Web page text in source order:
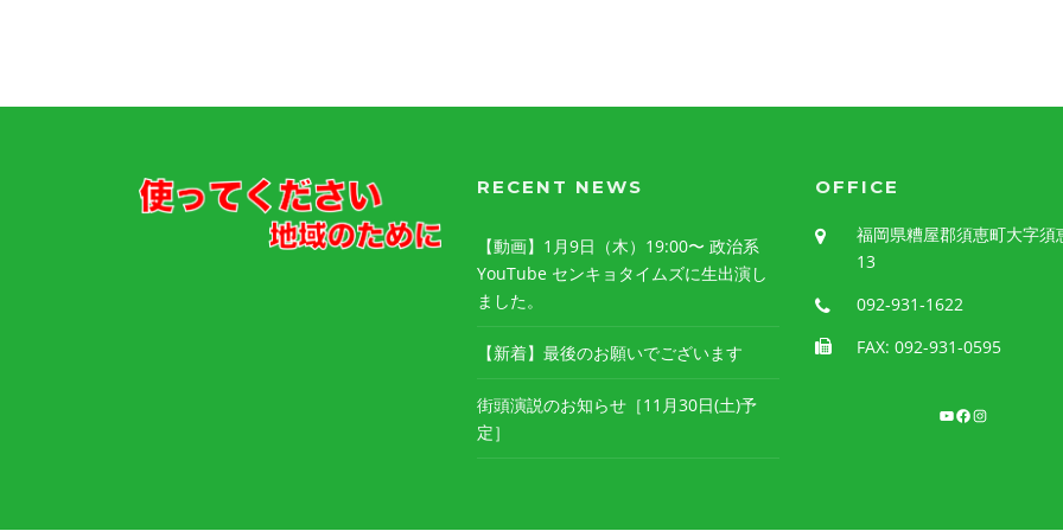
RECENT NEWS
【動画】1月9日（木）19:00〜 政治系
YouTube センキョタイムズに生出演し
ました。
【新着】最後のお願いでございます
街頭演説のお知らせ［11月30日(土)予
定］
OFFICE
福岡県糟屋郡須恵町大字須
13
092‐931‐1622
FAX: 092-931-0595